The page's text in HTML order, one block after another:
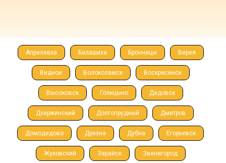
Апрелевка Балашиха Бронницы Верея
Видное Волоколамск Воскресенск
Высоковск Голицыно Дедовск
Дзержинский Долгопрудный Дмитров
Домодедово Дрезна Дубна Егорьевск
Жуковский Зарайск Звенигород